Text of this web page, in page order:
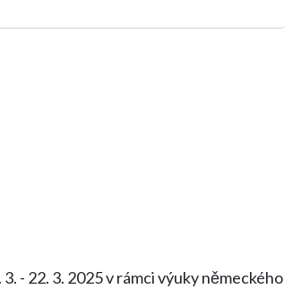
- 22. 3. 2025 v rámci výuky německého